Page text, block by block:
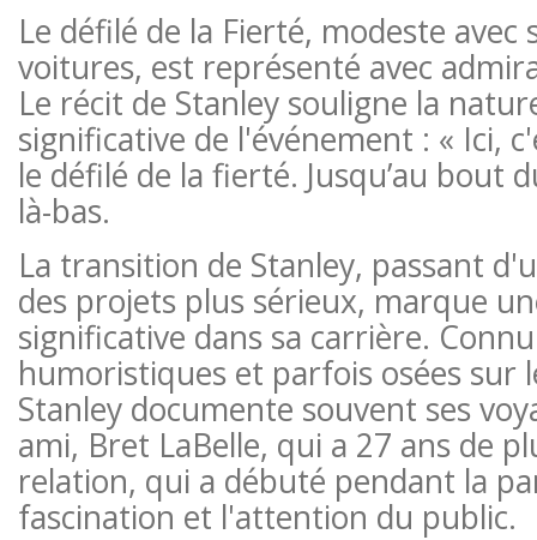
Le défilé de la Fierté, modeste avec
voitures, est représenté avec
Le récit de Stanley souligne la
significative de l'événement : « Ici,
le défilé de la fierté. Jusqu’au bout
là-bas.
La transition de Stanley, passant
des projets plus sérieux, marque
significative dans sa carrière.
humoristiques et parfois osées sur
Stanley documente souvent ses
ami, Bret LaBelle, qui a 27 ans de
relation, qui a débuté pendant la
fascination et l'attention du public.